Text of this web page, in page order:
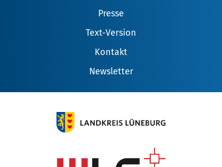
Presse
Text-Version
Kontakt
Newsletter